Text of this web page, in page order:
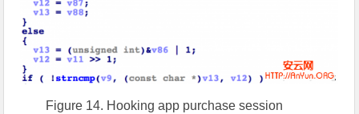
Figure 14. Hooking app purchase session